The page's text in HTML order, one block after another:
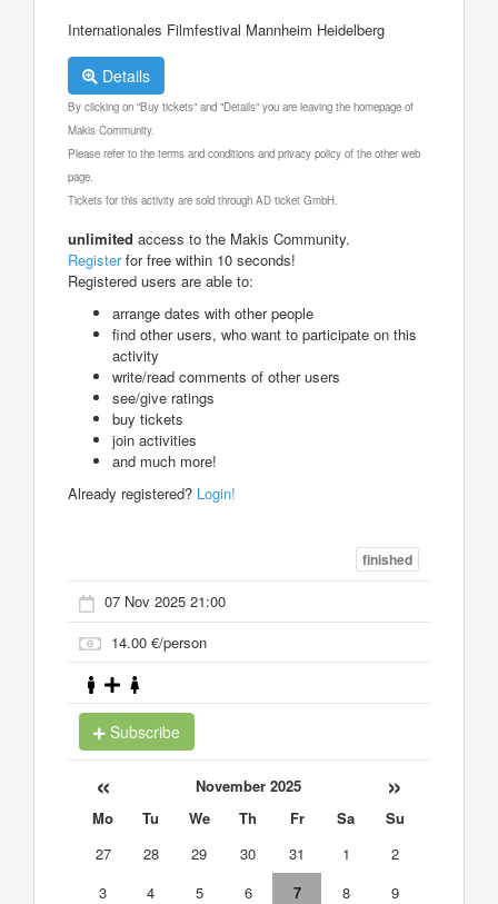
Internationales Filmfestival Mannheim Heidelberg
Details
By clicking on "Buy tickets" and "Details" you are leaving the homepage of
Makis Community.
Please refer to the terms and conditions and privacy policy of the other web
page.
Tickets for this activity are sold through AD ticket GmbH.
unlimited access to the Makis Community.
Registerfor free within 10 seconds!
Registered users are able to:
arrange dates with other people
find other users, who want to participate on this
activity
write/read comments of other users
see/give ratings
buy tickets
join activities
and much more!
Already registered? Login!
finished
07 Nov 2025 21:00
14.00 €/person
Subscribe
« November 2025 »
Mo Tu We Th Fr Sa
Su
27
28 29 30 31 1
2
3
4 5 6 7 8
9